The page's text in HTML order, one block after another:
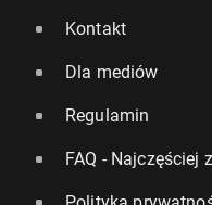
Kontakt
Dla mediów
Regulamin
FAQ - Najczęściej